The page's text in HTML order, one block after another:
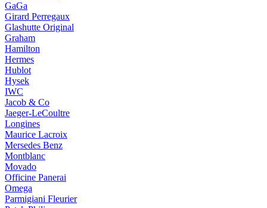
GaGa
Girard Perregaux
Glashutte Original
Graham
Hamilton
Hermes
Hublot
Hysek
IWC
Jacob & Co
Jaeger-LeCoultre
Longines
Maurice Lacroix
Mersedes Benz
Montblanc
Movado
Officine Panerai
Omega
Parmigiani Fleurier